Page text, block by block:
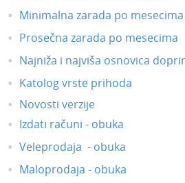
API - programska aplikacija
Webinar, e-book i blog
Minimalna zarada po mesecima
Prosečna zarada po mesecima
Najniža i najviša osnovica
Katolog vrste prihoda
Novosti verzije
Izdati računi - obuka
Veleprodaja - obuka
Maloprodaja - obuka